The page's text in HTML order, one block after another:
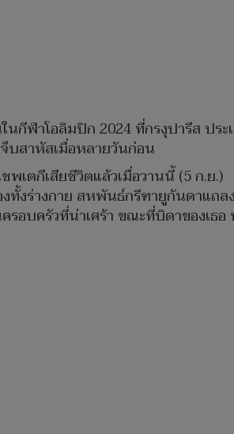
กีฬาโอลิมปิก 2024 ที่กรงุปารีส ประ
บสาหัสเมื่อหลายวันก่อน
พเตกีเสียชีวิตแล้วเมื่อวานนี้ (5 ก.ย.)
งทั้งร่างกาย สหพันธ์กรีฑายูกันดาแถล
รอบครัวที่น่าเศร้า ขณะที่บิดาของเธอ